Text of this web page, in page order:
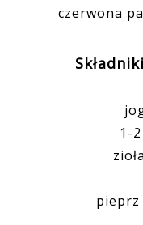
czerwona
1-
pieprz